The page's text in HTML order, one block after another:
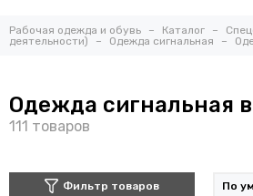
Рабочая одежда и обувь Каталог
деятельности)
Одежда сигнальная
Одежда сигнальная
Фильтр товаров